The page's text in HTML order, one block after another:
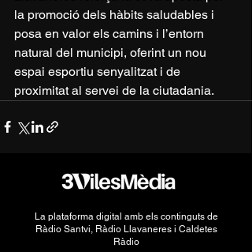
la promoció dels hàbits saludables i
posa en valor els camins i l’entorn
natural del municipi, oferint un nou
espai esportiu senyalitzat i de
proximitat al servei de la ciutadania.
La plataforma digital amb els continguts de
Ràdio Santvi, Ràdio Llavaneres i Caldetes
Ràdio